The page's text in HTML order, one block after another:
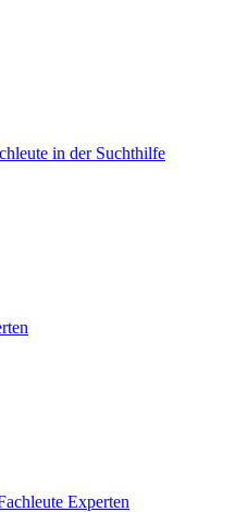
in der Suchthilfe
Experten